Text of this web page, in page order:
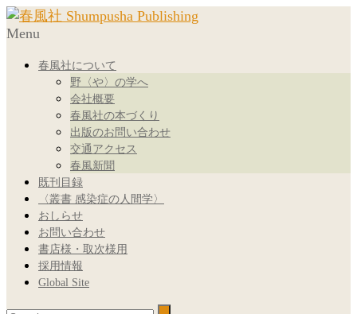
Menu
春風社について
野〈や〉の学へ
会社概要
春風社の本づくり
出版のお問い合わせ
交通アクセス
春風新聞
既刊目録
〈叢書 感染症の人間学〉
おしらせ
お問い合わせ
書店様・取次様用
採用情報
Global Site